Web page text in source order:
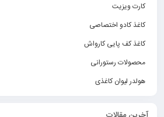
کارت ویزیت
کاغذ کادو اختصاصی
کاغذ کف پایی کارواش
محصولات رستورانی
هولدر لیوان کاغذی